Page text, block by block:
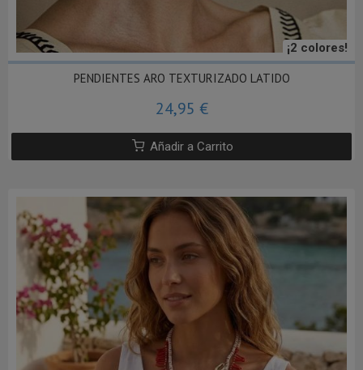
¡2 colores!
PENDIENTES ARO TEXTURIZADO LATIDO
24,95 €
Añadir a Carrito